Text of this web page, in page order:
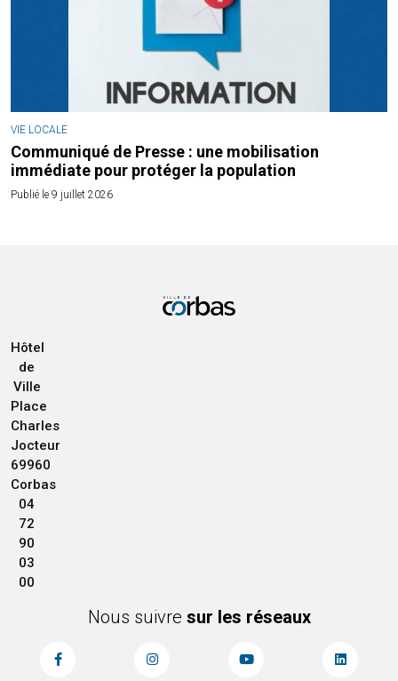
VIE LOCALE
Communiqué de Presse : une mobilisation
immédiate pour protéger la population
Publié le 9 juillet 2026
Hôtel
de
Ville
Place
Charles
Jocteur
69960
Corbas
04
72
90
03
00
Nous suivre sur les réseaux